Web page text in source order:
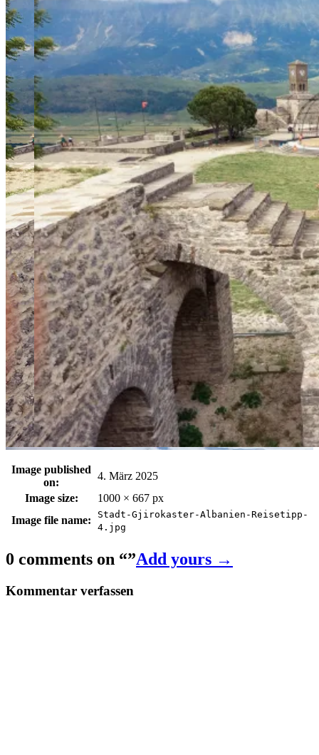
Image published
on:
4. März 2025
Image size:
1000 × 667 px
Image file name:
Stadt-Gjirokaster-Albanien-Reisetipp-
4.jpg
0 comments on “”Add yours →
Kommentar verfassen